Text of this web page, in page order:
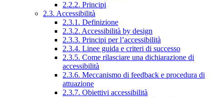
2.2.2. Principi
2.3. Accessibilità
2.3.1. Definizione
2.3.2. Accessibilità by design
2.3.3. Principi per l’accessibilità
2.3.4. Linee guida e criteri di successo
2.3.5. Come rilasciare una dichiarazione di
accessibilità
2.3.6. Meccanismo di feedback e procedura di
attuazione
2.3.7. Obiettivi accessibilità